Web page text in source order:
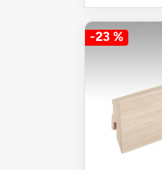
-23 %